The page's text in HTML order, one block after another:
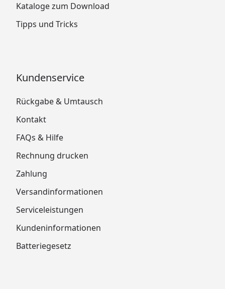
Kataloge zum Download
Tipps und Tricks
Kundenservice
Rückgabe & Umtausch
Kontakt
FAQs & Hilfe
Rechnung drucken
Zahlung
Versandinformationen
Serviceleistungen
Kundeninformationen
Batteriegesetz